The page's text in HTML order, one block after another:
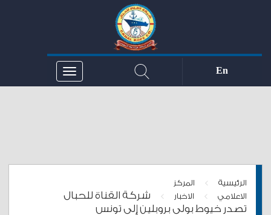
En
الرئيسية >
المركز
الاعلامي
> الاخبار >
شركة القناة للحبال
تصدر خيوط بولى بروبلين إلى تونس